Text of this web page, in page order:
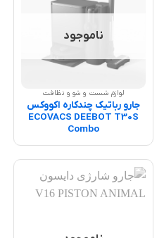
ناموجود
لوازم شست و شو و نظافت
جارو رباتیک چندکاره اکووکس
ECOVACS DEEBOT T30S
Combo